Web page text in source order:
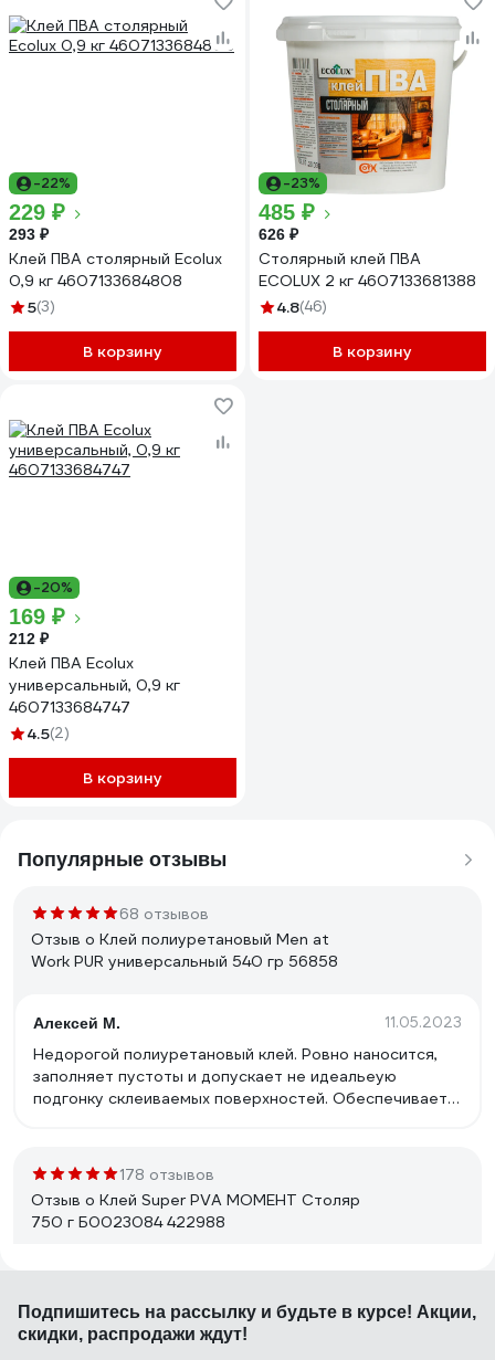
-22%
229 ₽
293 ₽
Клей ПВА столярный Ecolux
0,9 кг 4607133684808
5(3)
В корзину
-23%
485 ₽
626 ₽
Столярный клей ПВА
ECOLUX 2 кг 4607133681388
4.8(46)
В корзину
-20%
169 ₽
212 ₽
Клей ПВА Ecolux
универсальный, 0,9 кг
4607133684747
4.5(2)
В корзину
Популярные отзывы
68 отзывов
Отзыв о Клей полиуретановый Men at
Work PUR универсальный 540 гр 56858
Алексей М. 11.05.2023
Недорогой полиуретановый клей. Ровно наносится,
заполняет пустоты и допускает не идеальеую
подгонку склеиваемых поверхностей. Обеспечивает
час-два дальнейшую обработку деталей. В
свежнанесенном виде скользкий, позволяет легко
позиционировать детали друг относительно друга.
178 отзывов
Отзыв о Клей Super PVA МОМЕНТ Столяр
750 г Б0023084 422988
Доступный как по цене, так и по наличию в регионах.
Подпишитесь на рассылку и будьте в курсе! Акции,
скидки, распродажи ждут!